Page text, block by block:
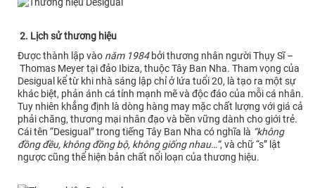
2. Lịch sử thương hiệu
Được thành lập vào năm 1984bởi thương nhân người Thụy Sĩ –
Thomas Meyer tại đảo Ibiza, thuộc Tây Ban Nha. Tham vọng của
Desigual kể từ khi nhà sáng lập chỉ ở lứa tuổi 20, là tạo ra một sự
khác biệt, phản ánh cá tính mạnh mẽ và độc đáo của mỗi cá nhân.
Tuy nhiên khẳng định là dòng hàng may mặc chất lượng với giá cả
phải chăng, thương mại nhân đạo và bền vững dành cho giới trẻ.
Cái tên “Desigual” trong tiếng Tây Ban Nha có nghĩa là “không
đồng đều, không đồng bộ, không giống nhau…”, và chữ “s” lật
ngược cũng thể hiện bản chất nổi loạn của thương hiệu.